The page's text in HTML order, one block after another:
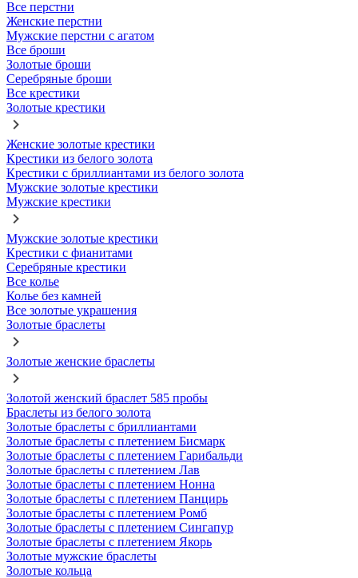
Все перстни
Женские перстни
Мужские перстни с агатом
Все броши
Золотые броши
Серебряные броши
Все крестики
Золотые крестики
Женские золотые крестики
Крестики из белого золота
Крестики с бриллиантами из белого золота
Мужские золотые крестики
Мужские крестики
Мужские золотые крестики
Крестики с фианитами
Серебряные крестики
Все колье
Колье без камней
Все золотые украшения
Золотые браслеты
Золотые женские браслеты
Золотой женский браслет 585 пробы
Браслеты из белого золота
Золотые браслеты с бриллиантами
Золотые браслеты с плетением Бисмарк
Золотые браслеты с плетением Гарибальди
Золотые браслеты с плетением Лав
Золотые браслеты с плетением Нонна
Золотые браслеты с плетением Панцирь
Золотые браслеты с плетением Ромб
Золотые браслеты с плетением Сингапур
Золотые браслеты с плетением Якорь
Золотые мужские браслеты
Золотые кольца